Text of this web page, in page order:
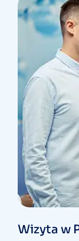
Wizyta w